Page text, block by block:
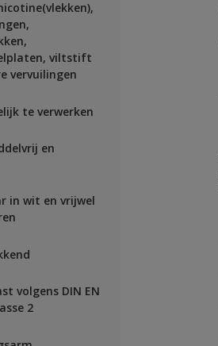
viltstift
vervuilingen
te verwerken
en
in wit en vrijwel
volgens DIN EN
2